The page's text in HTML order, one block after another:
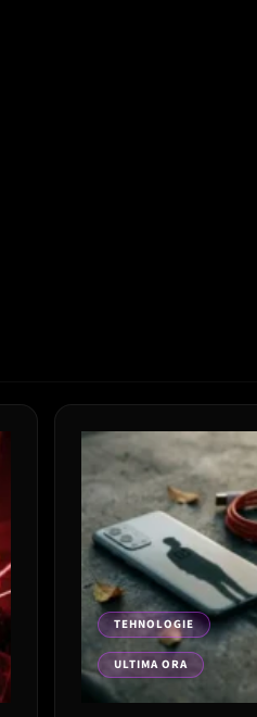
TEHNOLOGIE
ULTIMA ORA